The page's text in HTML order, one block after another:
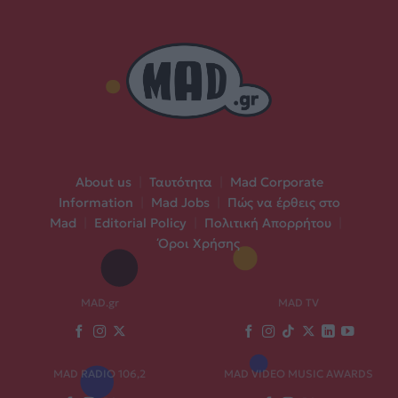
About us Ταυτότητα
Mad Corporate
Information
Mad Jobs
Πώς να έρθεις στο
Mad
Editorial Policy Πολιτική Απορρήτου
Όροι Χρήσης
MAD.gr MAD TV
MAD RADIO 106,2 MAD VIDEO MUSIC AWARDS